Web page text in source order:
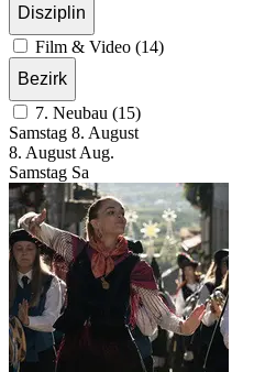
Disziplin
Film & Video (14)
Bezirk
7. Neubau (15)
Samstag 8. August
8. August Aug.
Samstag Sa